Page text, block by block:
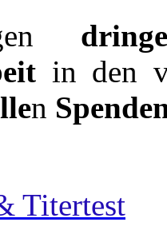
in den
n
Titertest